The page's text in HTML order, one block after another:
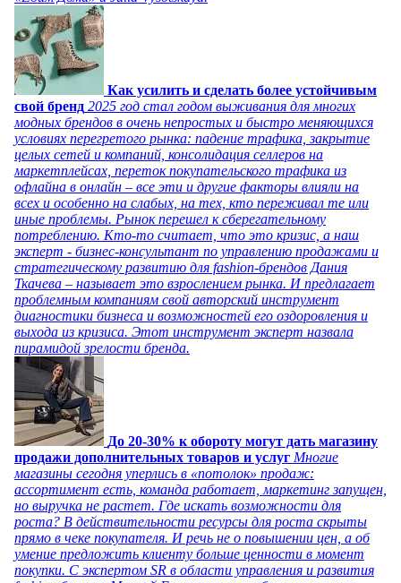
Как усилить и сделать более устойчивым
свой бренд 2025 год стал годом выживания для многих
модных брендов в очень непростых и быстро меняющихся
условиях перегретого рынка: падение трафика, закрытие
целых сетей и компаний, консолидация селлеров на
маркетплейсах, переток покупательского трафика из
офлайна в онлайн – все эти и другие факторы влияли на
всех и особенно на слабых, на тех, кто переживал те или
иные проблемы. Рынок перешел к сберегательному
потреблению. Кто-то считает, что это кризис, а наш
эксперт - бизнес-консультант по управлению продажами и
стратегическому развитию для fashion-брендов Дания
Ткачева – называет это взрослением рынка. И предлагает
проблемным компаниям свой авторский инструмент
диагностики бизнеса и возможностей его оздоровления и
выхода из кризиса. Этот инструмент эксперт назвала
пирамидой зрелости бренда.
До 20-30% к обороту могут дать магазину
продажи дополнительных товаров и услуг Многие
магазины сегодня уперлись в «потолок» продаж:
ассортимент есть, команда работает, маркетинг запущен,
но выручка не растет. Где искать возможности для
роста? В действительности ресурсы для роста скрыты
прямо в чеке покупателя. И речь не о повышении цен, а об
умение предложить клиенту больше ценности в момент
покупки. С экспертом SR в области управления и развития